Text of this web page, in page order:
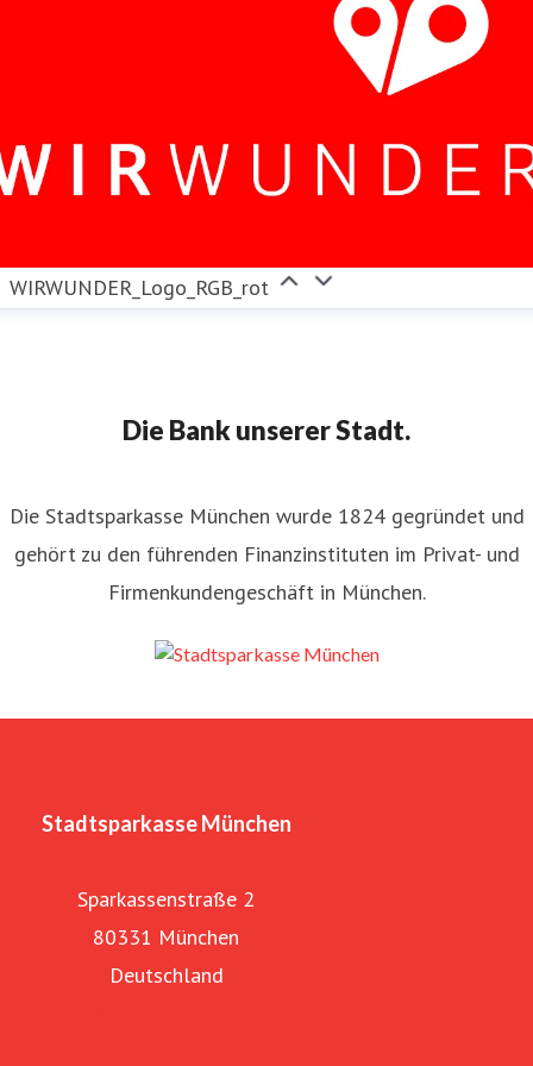
WIRWUNDER_Logo_RGB_rot
Die Bank unserer Stadt.
Die Stadtsparkasse München wurde 1824 gegründet und
gehört zu den führenden Finanzinstituten im Privat- und
Firmenkundengeschäft in München.
Stadtsparkasse München
Sparkassenstraße 2
80331 München
Deutschland